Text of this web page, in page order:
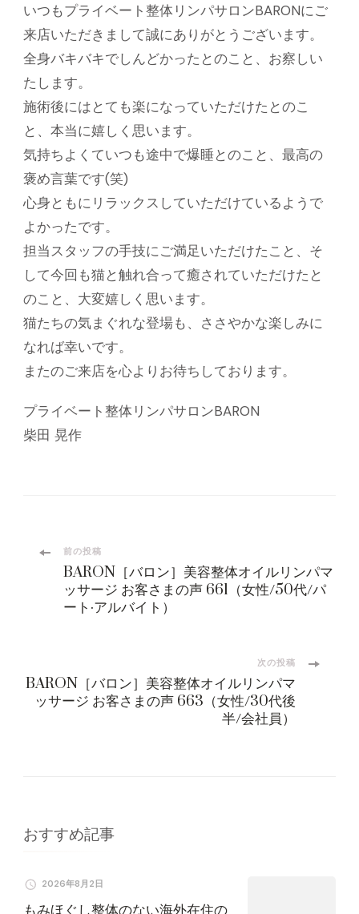
いつもプライベート整体リンパサロンBARONにご
来店いただきまして誠にありがとうございます。
全身バキバキでしんどかったとのこと、お察しい
たします。
施術後にはとても楽になっていただけたとのこ
と、本当に嬉しく思います。
気持ちよくていつも途中で爆睡とのこと、最高の
褒め言葉です(笑)
心身ともにリラックスしていただけているようで
よかったです。
担当スタッフの手技にご満足いただけたこと、そ
して今回も猫と触れ合って癒されていただけたと
のこと、大変嬉しく思います。
猫たちの気まぐれな登場も、ささやかな楽しみに
なれば幸いです。
またのご来店を心よりお待ちしております。
プライベート整体リンパサロンBARON
柴田 晃作
投
ビ
ゲ
ョ
前の投稿
BARON［バロン］美容整体オイルリンパマ
ッサージ お客さまの声 661（女性/50代/パ
ート·アルバイト）
次の投稿
BARON［バロン］美容整体オイルリンパマ
ッサージ お客さまの声 663（女性/30代後
半/会社員）
おすすめ記事
2026年8月2日
もみほぐし整体のない海外在住の